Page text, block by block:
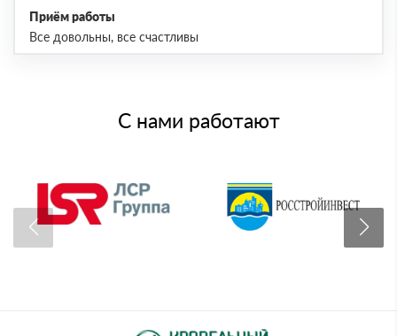
Приём работы
Все довольны, все счастливы
С нами работают